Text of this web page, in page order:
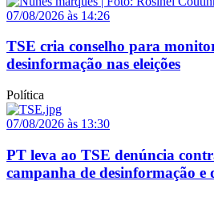
07/08/2026 às 14:26
TSE cria conselho para
desinformação nas eleições
Política
07/08/2026 às 13:30
PT leva ao TSE denúncia
campanha de desinformação e